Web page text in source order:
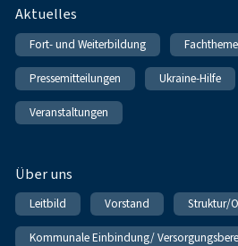
Fußnavigation
Aktuelles
Fort- und Weiterbildung
Pressemitteilungen Ukraine-Hilfe
Veranstaltungen
Über uns
Leitbild Vorstand Struktur/
Kommunale Einbindung/